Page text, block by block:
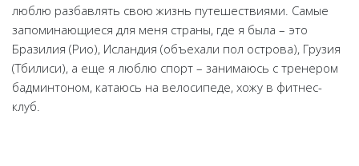
люблю разбавлять свою жизнь путешествиями. Самые
запоминающиеся для меня страны, где я была – это
Бразилия (Рио), Исландия (объехали пол острова), Грузия
(Тбилиси), а еще я люблю спорт – занимаюсь с тренером
бадминтоном, катаюсь на велосипеде, хожу в фитнес-
клуб.